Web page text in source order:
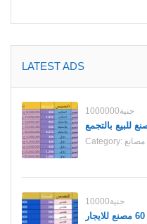
LATEST ADS
1000000جنية
Category: مصانع
10000جنية